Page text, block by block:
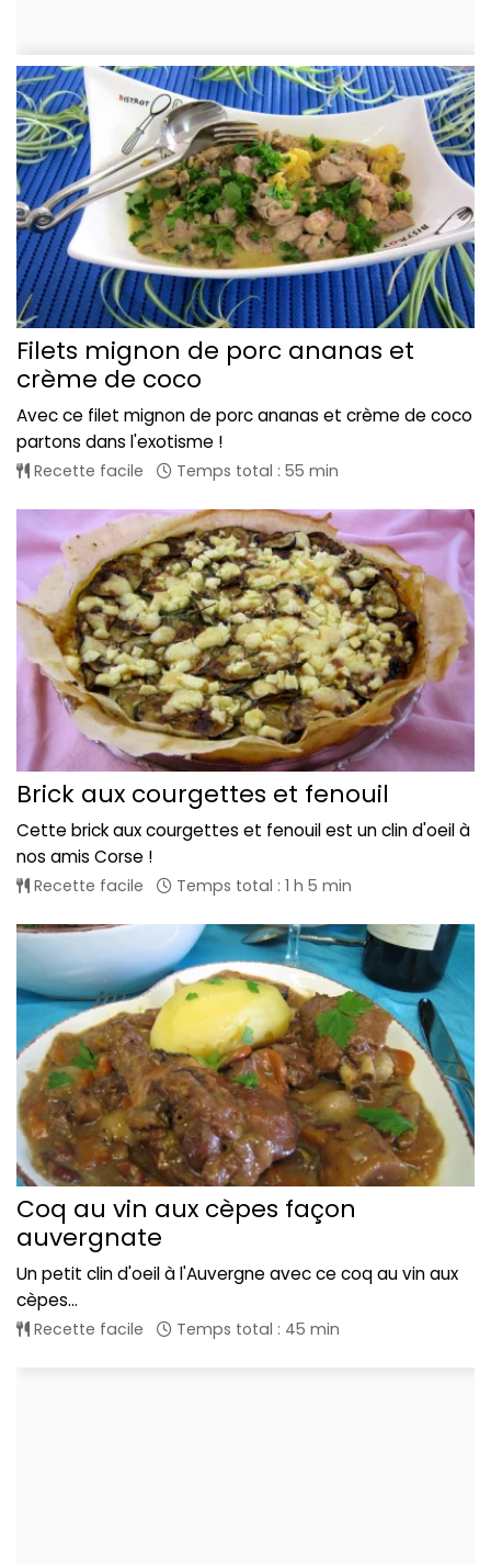
Filets mignon de porc ananas et
crème de coco
Avec ce filet mignon de porc ananas et crème de coco
partons dans l'exotisme !
Recette facile Temps total : 55 min
Brick aux courgettes et fenouil
Cette brick aux courgettes et fenouil est un clin d'oeil à
nos amis Corse !
Recette facile Temps total : 1 h 5 min
Coq au vin aux cèpes façon
auvergnate
Un petit clin d'oeil à l'Auvergne avec ce coq au vin aux
cèpes...
Recette facile Temps total : 45 min